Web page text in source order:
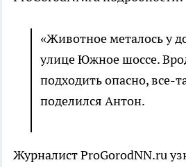
«Животное металось у
улице Южное шоссе.
подходить опасно, все-
поделился Антон.
Журналист ProGorodNN.ru